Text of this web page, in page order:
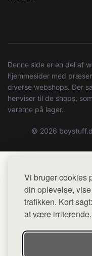
Vi bruger cookies
din oplevelse,
trafikken. Kort
at være irriterende.
Denne side er en del af
hjemmesider med
diverse webshops. Der
henviser til de shops,
varerne på lager.
© 2026